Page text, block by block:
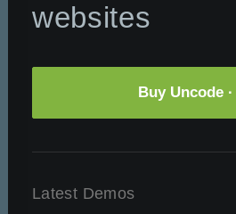
A T E L I E R – R P
websites
Buy Uncode ·
Latest Demos